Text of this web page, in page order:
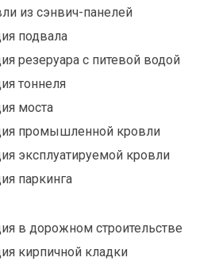
из сэнвич-панелей
подвала
резеруара с питевой водой
тоннеля
моста
промышленной кровли
эксплуатируемой кровли
паркинга
в дорожном строительстве
кирпичной кладки